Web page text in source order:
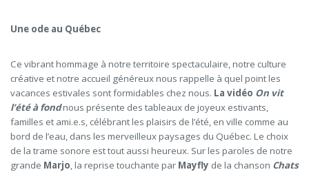
Une ode au Québec
Ce vibrant hommage à notre territoire spectaculaire, notre culture
créative et notre accueil généreux nous rappelle à quel point les
vacances estivales sont formidables chez nous. La vidéo On vit
l’été à fondnous présente des tableaux de joyeux estivants,
familles et ami.e.s, célébrant les plaisirs de l’été, en ville comme au
bord de l’eau, dans les merveilleux paysages du Québec. Le choix
de la trame sonore est tout aussi heureux. Sur les paroles de notre
grande Marjo, la reprise touchante par Mayfly de la chanson Chats